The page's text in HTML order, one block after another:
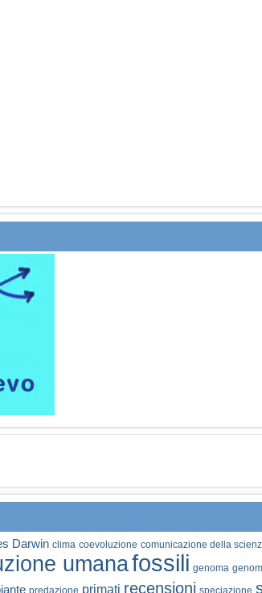
Darwin clima coevoluzione comunicazione della
umanafossili genoma
predazione primati recensioni